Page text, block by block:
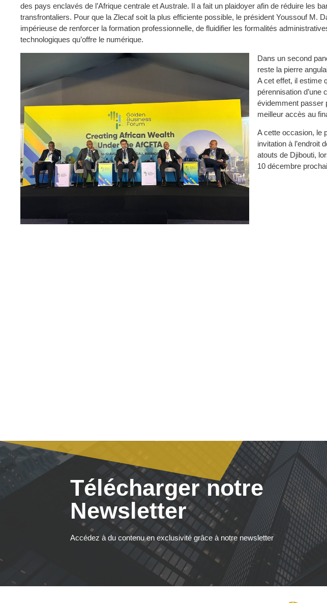
des pays enclavés de l’Afrique centrale et Australe. Il a fait un plaidoyer afin de réduire les
transfrontaliers. Pour que la Zlecaf soit la plus efficiente possible, le président Youssouf M.
impérieuse de renforcer la formation professionnelle, de fluidifier les formalités
technologiques qu’offre le numérique.
Dans un second
reste la pierre
A cet effet, il estime
pérennisation
évidemment passer
meilleur accès au
A cette occasion, le
invitation à l’endroit
atouts de Djibouti,
10 décembre
Télécharger notre
Newsletter
Accédez à du contenu en exclusivité grâce à notre newsletter